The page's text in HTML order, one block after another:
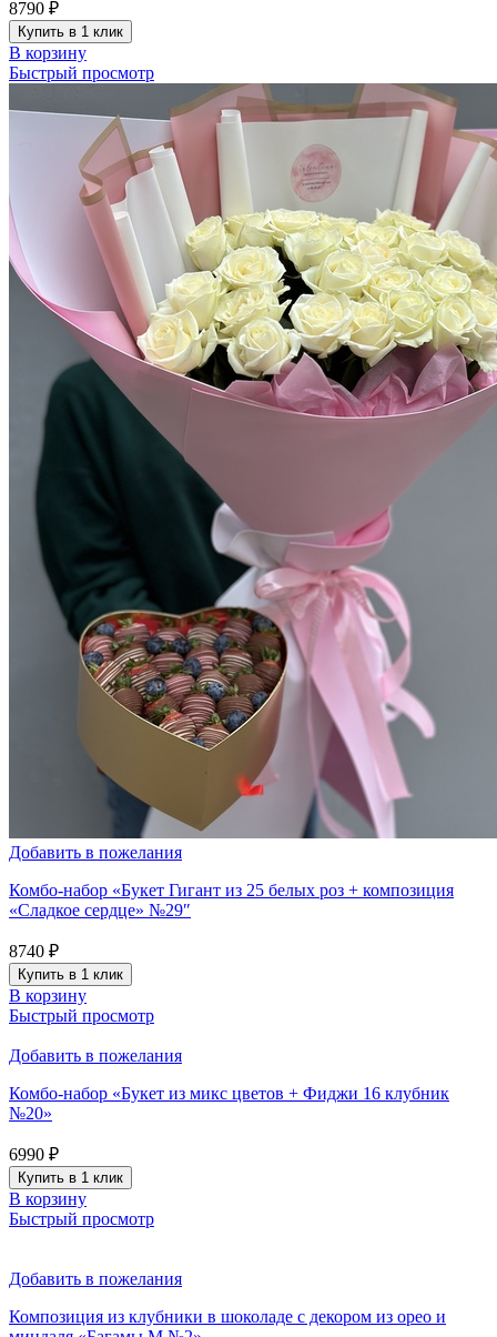
8790 ₽
Купить в 1 клик
В корзину
Быстрый просмотр
Добавить в пожелания
Комбо-набор «Букет Гигант из 25 белых роз + композиция
«Сладкое сердце» №29″
8740 ₽
Купить в 1 клик
В корзину
Быстрый просмотр
Добавить в пожелания
Комбо-набор «Букет из микс цветов + Фиджи 16 клубник
№20»
6990 ₽
Купить в 1 клик
В корзину
Быстрый просмотр
Добавить в пожелания
Композиция из клубники в шоколаде с декором из орео и